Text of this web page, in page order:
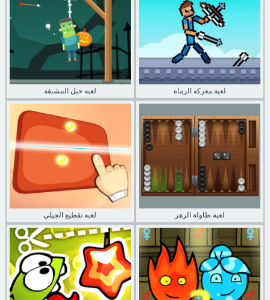
لعبة حبل المشنقة لعبة معركة الرماة
لعبة تقطيع الجيلي لعبة طاولة الزهر